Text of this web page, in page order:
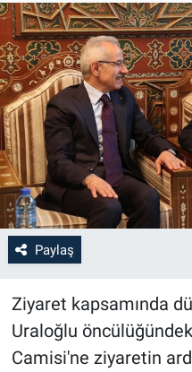
Paylaş
Ziyaret kapsamında
Uraloğlu
Camisi'ne ziyaretin